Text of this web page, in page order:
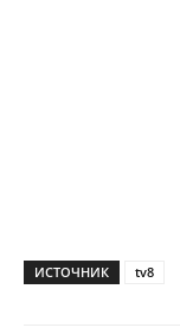
ИСТОЧНИК tv8